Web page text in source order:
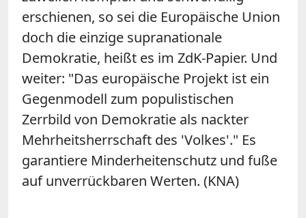
erschienen, so sei die Europäische Union
doch die einzige supranationale
Demokratie, heißt es im ZdK-Papier. Und
weiter: "Das europäische Projekt ist ein
Gegenmodell zum populistischen
Zerrbild von Demokratie als nackter
Mehrheitsherrschaft des 'Volkes'." Es
garantiere Minderheitenschutz und fuße
auf unverrückbaren Werten. (KNA)